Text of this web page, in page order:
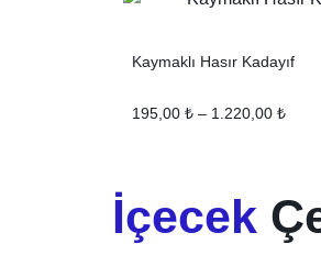
Kaymaklı Hasır Kadayıf
195,00 ₺ – 1.220,00 ₺
İçecek